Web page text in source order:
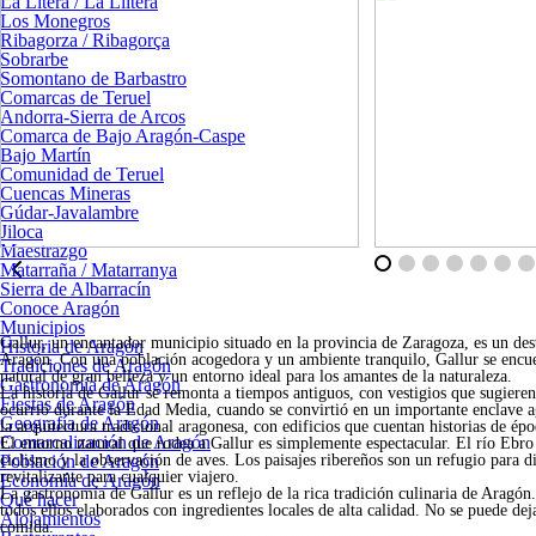
Los Monegros
Ribagorza / Ribagorça
Sobrarbe
Somontano de Barbastro
Comarcas de Teruel
Andorra-Sierra de Arcos
Comarca de Bajo Aragón-Caspe
Bajo Martín
Comunidad de Teruel
Cuencas Mineras
Gúdar-Javalambre
Jiloca
Maestrazgo
Matarraña / Matarranya
Sierra de Albarracín
Conoce Aragón
Municipios
Historia de Aragón
Tradiciones de Aragón
Gastronomía de Aragón
Fiestas de Aragón
Geografía de Aragón
Comarcalización de Aragón
Población de Aragón
Economía de Aragón
Qué hacer
Alojamientos
Gallur, un encantador municipio situado en la provincia de Zaragoza, es un
Aragón. Con una población acogedora y un ambiente tranquilo, Gallur se
natural de gran belleza y un entorno ideal para los amantes de la naturaleza.
La historia de Gallur se remonta a tiempos antiguos, con vestigios que
ocurrió durante la Edad Media, cuando se convirtió en un importante enclave
la arquitectura tradicional aragonesa, con edificios que cuentan historias de
El entorno natural que rodea a Gallur es simplemente espectacular. El río
ciclismo y la observación de aves. Los paisajes ribereños son un refugio para
revitalizante para cualquier viajero.
La gastronomía de Gallur es un reflejo de la rica tradición culinaria de
todos ellos elaborados con ingredientes locales de alta calidad. No se puede
comida.